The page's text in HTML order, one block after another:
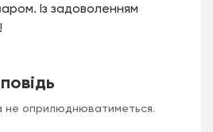
Із задоволенням
оприлюднюватиметься.